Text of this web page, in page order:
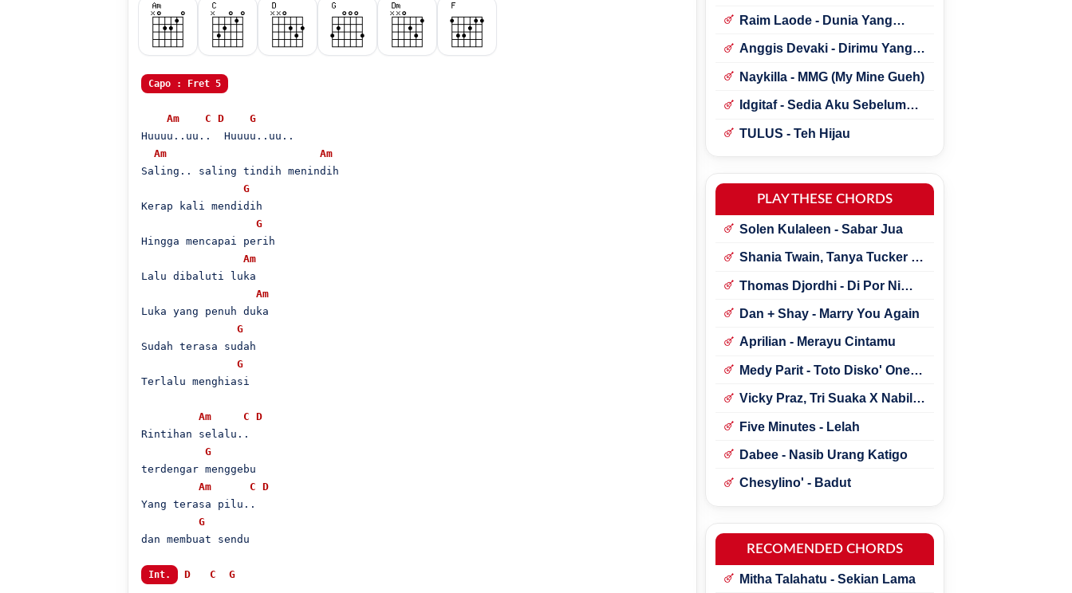
Capo : Fret 5
Am C D
G
Huuuu..uu..  Huuuu..uu..
Am
Am
Saling.. saling tindih menindih
G
Kerap kali mendidih
G
Hingga mencapai perih
Am
Lalu dibaluti luka
Am
Luka yang penuh duka
G
Sudah terasa sudah
G
Terlalu menghiasi
Am C D
Rintihan selalu..
G
terdengar menggebu
Am
C D
Yang terasa pilu..
G
dan membuat sendu
Int. D C G
Raim Laode - Dunia Yang
Anggis Devaki - Dirimu Yang
Naykilla - MMG (My Mine Gueh)
Idgitaf - Sedia Aku Sebelum
TULUS - Teh Hijau
PLAY THESE CHORDS
Solen Kulaleen - Sabar Jua
Shania Twain, Tanya Tucker -
Thomas Djordhi - Di Por Ni
Dan + Shay - Marry You Again
Aprilian - Merayu Cintamu
Medy Parit - Toto Disko' One
Vicky Praz, Tri Suaka X Nabila
Five Minutes - Lelah
Dabee - Nasib Urang Katigo
Chesylino' - Badut
RECOMENDED CHORDS
Mitha Talahatu - Sekian Lama